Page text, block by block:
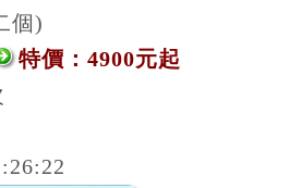
個)
特價：4900元起